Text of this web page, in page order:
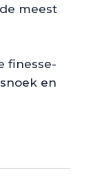
meest
finesse-
en